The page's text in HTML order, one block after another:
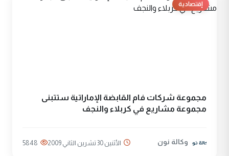
إقتصادية
مجموعة شركات فام القابضة الإماراتية ستتبنى
مجموعة مشاريع في كربلاء والنجف
وكالة نون الأثنين 30 تشرين الثاني 2009 5848